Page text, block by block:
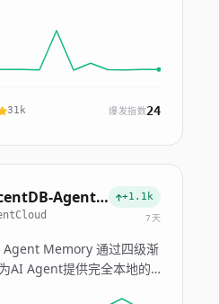
31k 爆发指数24
TencentDB-Agent-Memory +1.1k
7天
Agent Memory 通过四级渐
AI Agent提供完全本地的